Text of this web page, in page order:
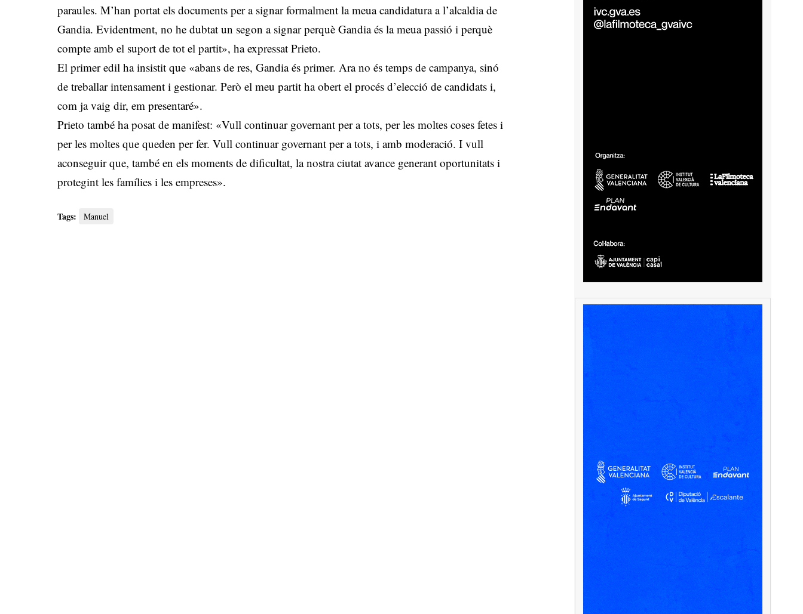
paraules. M’han portat els documents per a signar formalment la meua candidatura a l’alcaldia de
Gandia. Evidentment, no he dubtat un segon a signar perquè Gandia és la meua passió i perquè
compte amb el suport de tot el partit», ha expressat Prieto.
El primer edil ha insistit que «abans de res, Gandia és primer. Ara no és temps de campanya, sinó
de treballar intensament i gestionar. Però el meu partit ha obert el procés d’elecció de candidats i,
com ja vaig dir, em presentaré».
Prieto també ha posat de manifest: «Vull continuar governant per a tots, per les moltes coses fetes i
per les moltes que queden per fer. Vull continuar governant per a tots, i amb moderació. I vull
aconseguir que, també en els moments de dificultat, la nostra ciutat avance generant oportunitats i
protegint les famílies i les empreses».
Tags: Manuel